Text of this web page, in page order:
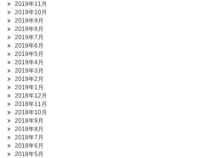
2019年11月
2019年10月
2019年9月
2019年8月
2019年7月
2019年6月
2019年5月
2019年4月
2019年3月
2019年2月
2019年1月
2018年12月
2018年11月
2018年10月
2018年9月
2018年8月
2018年7月
2018年6月
2018年5月